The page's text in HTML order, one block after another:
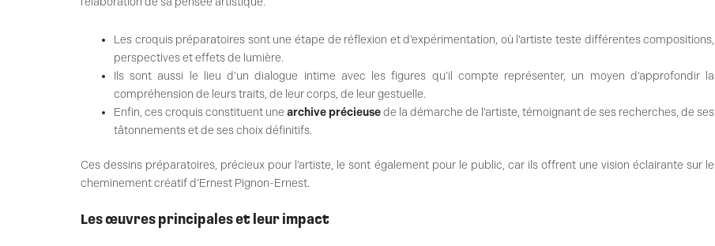
Les croquis préparatoires sont une étape de réflexion et d’expérimentation, où l’artiste teste différentes compositions,
perspectives et effets de lumière.
Ils sont aussi le lieu d’un dialogue intime avec les figures qu’il compte représenter, un moyen d’approfondir la
compréhension de leurs traits, de leur corps, de leur gestuelle.
Enfin, ces croquis constituent unearchive précieusede la démarche de l’artiste, témoignant de ses recherches, de ses
tâtonnements et de ses choix définitifs.
Ces dessins préparatoires, précieux pour l’artiste, le sont également pour le public, car ils offrent une vision éclairante sur le
cheminement créatif d’Ernest Pignon-Ernest.
Les œuvres principales et leur impact